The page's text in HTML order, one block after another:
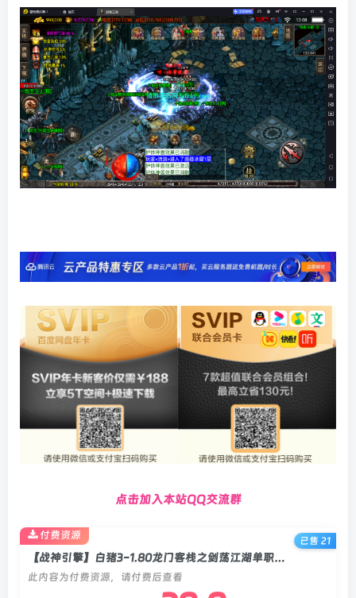
点击加入本站QQ交流群
【战神引擎】白猪3-1.80龙门客栈之剑荡江湖单职业服务端+双端+教程
此内容为付费资源，请付费后查看
付费资源
已售 21